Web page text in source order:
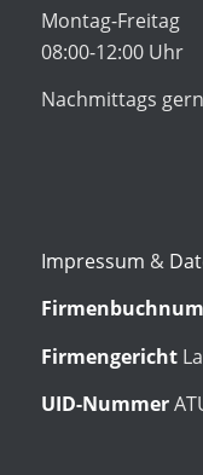
Montag-Freitag
08:00-12:00 Uhr
Nachmittags
Impressum &
Firmengericht
UID-Nummer